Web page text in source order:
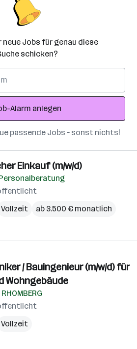
neue Jobs für genau diese
schicken?
Alarm anlegen
passende Jobs – sonst nichts!
Einkauf (m/w/d)
Vollzeit ab 3.500 € monatlich
/ Bauingenieur (m/w/d) für
Wohngebäude
Vollzeit